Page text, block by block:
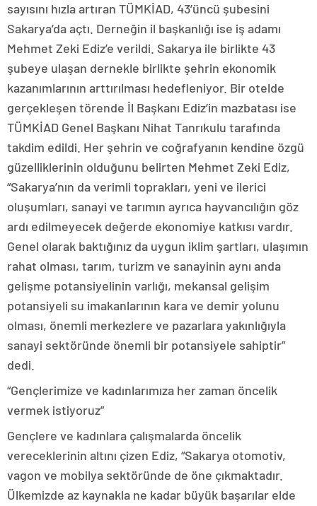
sayısını hızla artıran TÜMKİAD, 43’üncü şubesini
Sakarya’da açtı. Derneğin il başkanlığı ise iş adamı
Mehmet Zeki Ediz’e verildi. Sakarya ile birlikte 43
şubeye ulaşan dernekle birlikte şehrin ekonomik
kazanımlarının arttırılması hedefleniyor. Bir otelde
gerçekleşen törende İl Başkanı Ediz’in mazbatası ise
TÜMKİAD Genel Başkanı Nihat Tanrıkulu tarafında
takdim edildi. Her şehrin ve coğrafyanın kendine özgü
güzelliklerinin olduğunu belirten Mehmet Zeki Ediz,
“Sakarya’nın da verimli toprakları, yeni ve ilerici
oluşumları, sanayi ve tarımın ayrıca hayvancılığın göz
ardı edilmeyecek değerde ekonomiye katkısı vardır.
Genel olarak baktığınız da uygun iklim şartları, ulaşımın
rahat olması, tarım, turizm ve sanayinin aynı anda
gelişme potansiyelinin varlığı, mekansal gelişim
potansiyeli su imakanlarının kara ve demir yolunu
olması, önemli merkezlere ve pazarlara yakınlığıyla
sanayi sektöründe önemli bir potansiyele sahiptir”
dedi.
“Gençlerimize ve kadınlarımıza her zaman öncelik
vermek istiyoruz”
Gençlere ve kadınlara çalışmalarda öncelik
vereceklerinin altını çizen Ediz, “Sakarya otomotiv,
vagon ve mobilya sektöründe de öne çıkmaktadır.
Ülkemizde az kaynakla ne kadar büyük başarılar elde